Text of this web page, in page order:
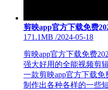
剪映app官方下载免费
171.1MB /2024-05-18
剪映app官方下载免费
强大好用的全能视频剪
一款剪映app官方下载
制作出各种各样的一些